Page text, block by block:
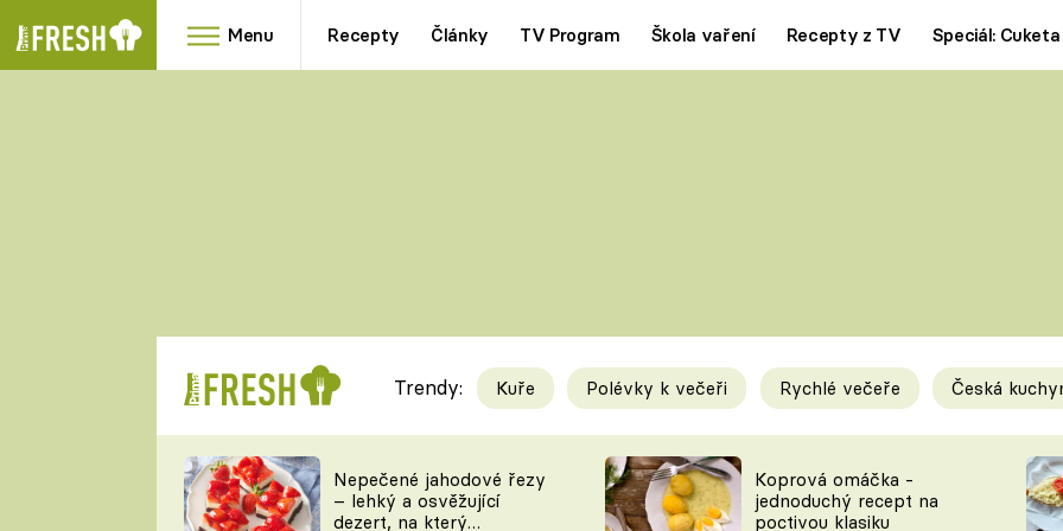
Menu Recepty Články TV Program Škola vaření Recepty z TV Speciál: Cuketa
RYCHLOVKY
Videorecepty
TEĎ VAŘÍ ŠÉF!
Tipy a triky
KAM ZA JÍDLEM
Trendy: Kuře Polévky k večeři Rychlé večeře Česká
Nepečené jahodové řezy
– lehký a osvěžující
dezert, na který
Koprová omáčka -
jednoduchý recept na
poctivou klasiku